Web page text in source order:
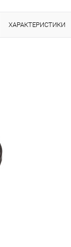
ХАРАКТЕРИСТИКИ